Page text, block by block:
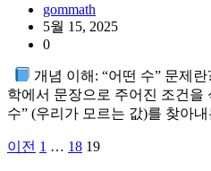
gommath
5월 15, 2025
0
개념 이해: “어떤 수” 문제
학에서 문장으로 주어진 조건을
수” (우리가 모르는 값)를 찾아
글
이전 1 … 18 19